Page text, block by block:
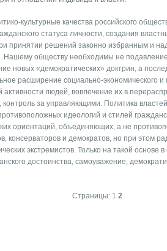
культурные качества российского
статуса личности, создания
принятии решений законно избранным и
Нашему обществу необходимы не
новых «демократических» доктрин, а
расширение социально-экономического и
активности людей, вовлечение их в
контроль за управляющими. Политика
идеологий и стилей
ориентаций, объединяющих, а не
консерваторов и демократов, но при этом
экстремистов. Только на такой основе
достоинства, самоуважение,
Страницы: 1 2